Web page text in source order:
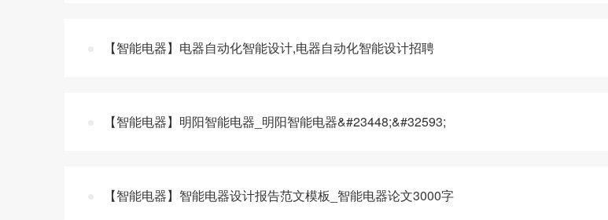
【智能电器】电器自动化智能设计,电器自动化智能设计招聘
【智能电器】明阳智能电器_明阳智能电器&#23448;&#32593;
【智能电器】智能电器设计报告范文模板_智能电器论文3000字